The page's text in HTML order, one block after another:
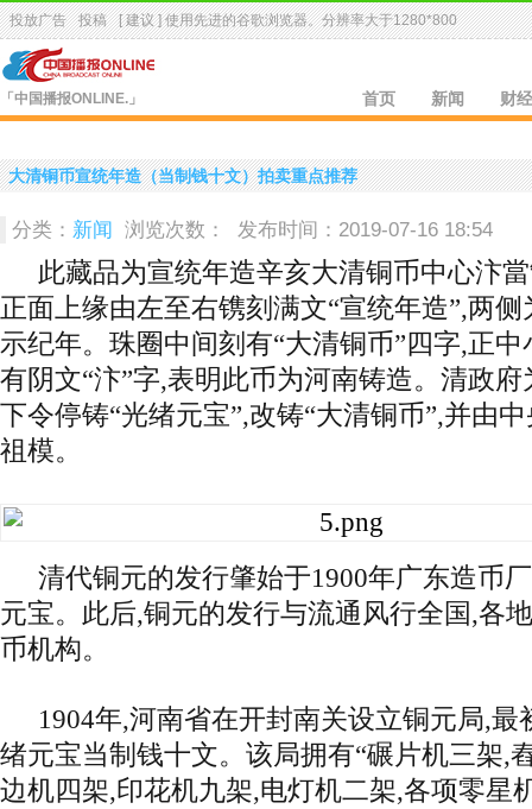
投放广告 投稿 [ 建议 ] 使用先进的谷歌浏览器。分辨率大于1280*800
「中国播报ONLINE.」 首页 新闻 财经
大清铜币宣统年造（当制钱十文）拍卖重点推荐
分类： 新闻 浏览次数： 发布时间：2019-07-16 18:54
此藏品为宣统年造辛亥大清铜币中心汴
正面上缘由左至右镌刻满文“宣统年造”,两侧
示纪年。珠圈中间刻有“大清铜币”四字,正
有阴文“汴”字,表明此币为河南铸造。清政府
下令停铸“光绪元宝”,改铸“大清铜币”,并由
祖模。
清代铜元的发行肇始于1900年广东造币
元宝。此后,铜元的发行与流通风行全国,各
币机构。
1904年,河南省在开封南关设立铜元局,最
绪元宝当制钱十文。该局拥有“碾片机三架,
边机四架,印花机九架,电灯机二架,各项零星